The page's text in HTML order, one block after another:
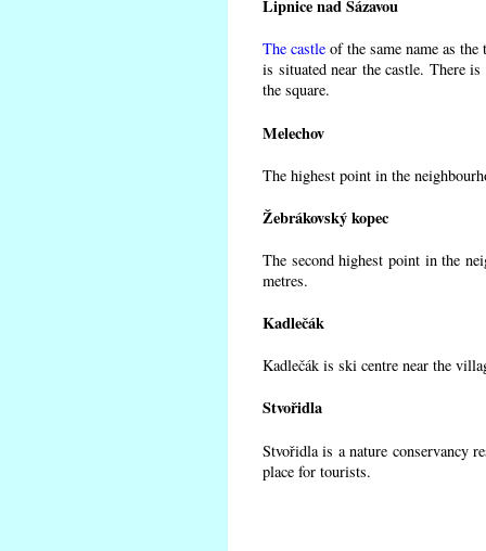
Lipnice nad Sázavou
The castle of the same name as
is situated near the castle. There
the square.
Melechov
The highest point in the
Žebrákovský kopec
The second highest point in the
metres.
Kadlečák
Kadlečák is ski centre near the
Stvořidla
Stvořidla is a nature conservancy
place for tourists.